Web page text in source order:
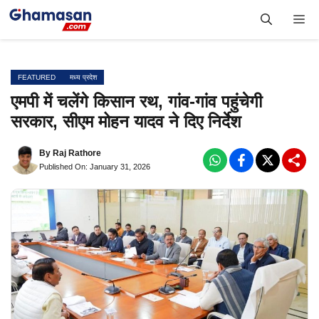
Skip
FEATURED मध्य प्रदेश
एमपी में चलेंगे किसान रथ, गांव-गांव पहुंचेगी
सरकार, सीएम मोहन यादव ने दिए निर्देश
By Raj Rathore
Published On: January 31, 2026